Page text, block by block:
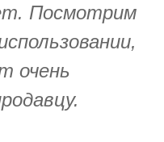
Посмотрим
очень